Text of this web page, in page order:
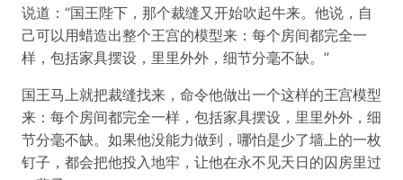
说道：“国王陛下，那个裁缝又开始吹起牛来。他说，自
己可以用蜡造出整个王宫的模型来：每个房间都完全一
样，包括家具摆设，里里外外，细节分毫不缺。”
国王马上就把裁缝找来，命令他做出一个这样的王宫模型
来：每个房间都完全一样，包括家具摆设，里里外外，细
节分毫不缺。如果他没能力做到，哪怕是少了墙上的一枚
钉子，都会把他投入地牢，让他在永不见天日的囚房里过